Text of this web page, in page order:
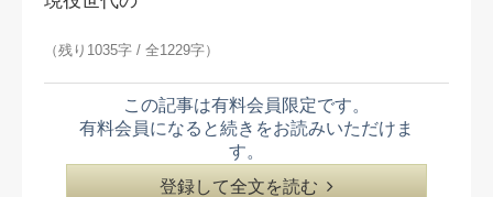
（残り1035字 / 全1229字）
この記事は有料会員限定です。
有料会員になると続きをお読みいただけま
す。
登録して全文を読む